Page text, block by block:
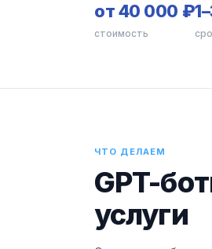
от 40 000 ₽
стоимость
ЧТО ДЕЛАЕМ
GPT-
услуги